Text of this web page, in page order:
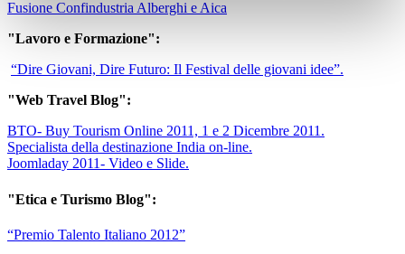
Fusione Confindustria Alberghi e Aica
"Lavoro e Formazione":
“Dire Giovani, Dire Futuro: Il Festival delle giovani idee”.
"Web Travel Blog":
BTO- Buy Tourism Online 2011, 1 e 2 Dicembre 2011.
Specialista della destinazione India on-line.
Joomladay 2011- Video e Slide.
"Etica e Turismo Blog":
“Premio Talento Italiano 2012”